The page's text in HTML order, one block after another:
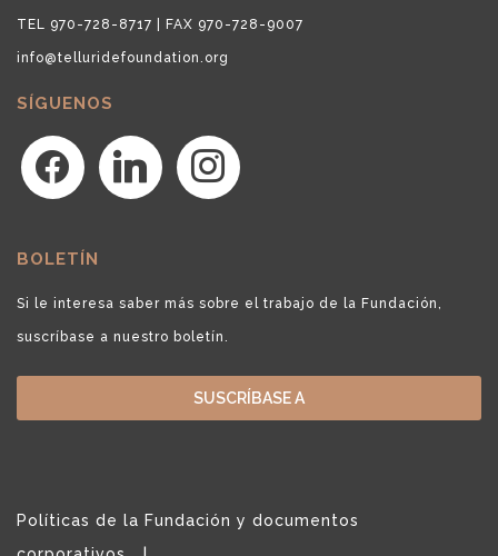
TEL 970-728-8717 | FAX 970-728-9007
info@telluridefoundation.org
SÍGUENOS
facebook linkedin instagram
BOLETÍN
Si le interesa saber más sobre el trabajo de la Fundación,
suscríbase a nuestro boletín.
SUSCRÍBASE A
Políticas de la Fundación y documentos